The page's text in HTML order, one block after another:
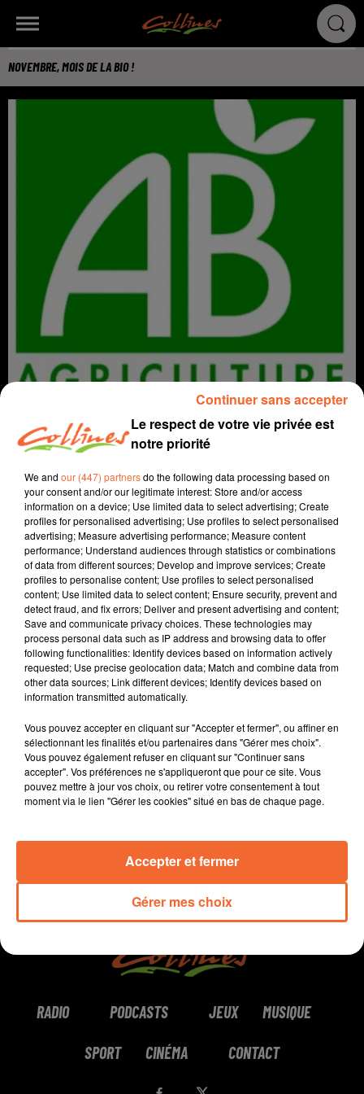
NOVEMBRE, MOIS DE LA BIO !
agriculture bio
6 novembre 2025 - 7 min 7 sec
NOVEMBRE, MOIS DE LA BIO !
Jacqueline Pinon
A travers champs
Avec Ludo et Jacqueline, COLLINES porte un regard
différent sur l'agriculture chaque semaine le jeudi à
7h40 et le dimanche à 9h3.
0:00 7 min 7 sec
RADIO PODCASTS JEUX MUSIQUE
SPORT CINÉMA CONTACT
Le respect de votre vie privée est
notre priorité
We and our (447) partnersdo the following data processing based on
your consent and/or our legitimate interest: Store and/or access
information on a device; Use limited data to select advertising; Create
profiles for personalised advertising; Use profiles to select personalised
advertising; Measure advertising performance; Measure content
performance; Understand audiences through statistics or combinations
of data from different sources; Develop and improve services; Create
profiles to personalise content; Use profiles to select personalised
content; Use limited data to select content; Ensure security, prevent and
detect fraud, and fix errors; Deliver and present advertising and content;
Save and communicate privacy choices. These technologies may
process personal data such as IP address and browsing data to offer
following functionalities: Identify devices based on information actively
requested; Use precise geolocation data; Match and combine data from
other data sources; Link different devices; Identify devices based on
information transmitted automatically.
Vous pouvez accepter en cliquant sur "Accepter et fermer", ou affiner en
sélectionnant les finalités et/ou partenaires dans "Gérer mes choix".
Vous pouvez également refuser en cliquant sur "Continuer sans
accepter". Vos préférences ne s'appliqueront que pour ce site. Vous
pouvez mettre à jour vos choix, ou retirer votre consentement à tout
moment via le lien "Gérer les cookies" situé en bas de chaque page.
Gérer mes choix
Accepter et fermer
Continuer sans accepter